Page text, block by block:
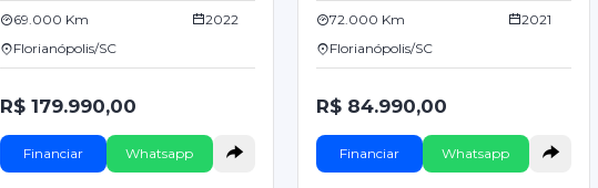
69.000 Km
2022
Florianópolis/SC
R$ 179.990,00
Financiar Whatsapp
72.000 Km
2021
Florianópolis/SC
R$ 84.990,00
Financiar Whatsapp